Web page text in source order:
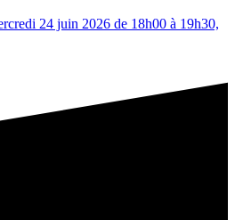
24 juin 2026 de 18h00 à 19h30,